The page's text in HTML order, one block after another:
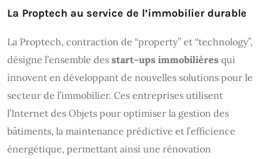
La Proptech au service de l’immobilier durable
La Proptech, contraction de “property” et “technology”,
désigne l’ensemble des start-ups immobilières qui
innovent en développant de nouvelles solutions pour le
secteur de l’immobilier. Ces entreprises utilisent
l’Internet des Objets pour optimiser la gestion des
bâtiments, la maintenance prédictive et l’efficience
énergétique, permettant ainsi une rénovation